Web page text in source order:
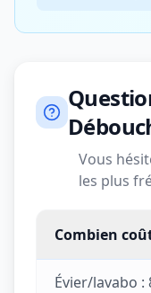
Vous
les plus
Combien
Évier/lavabo :